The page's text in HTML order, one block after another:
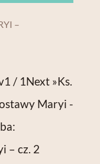
–
/ 1Next »Ks.
Maryi -
– cz. 2